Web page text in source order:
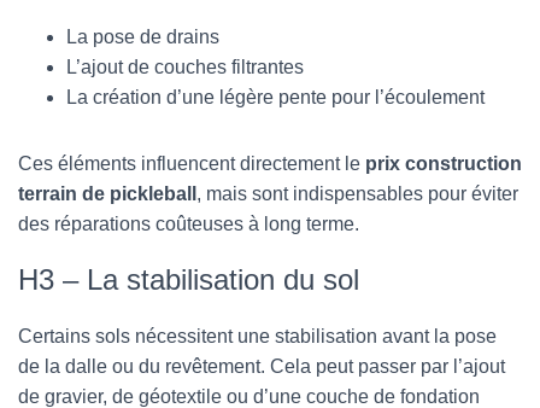
La pose de drains
L’ajout de couches filtrantes
La création d’une légère pente pour l’écoulement
Ces éléments influencent directement le prix construction
terrain de pickleball , mais sont indispensables pour éviter
des réparations coûteuses à long terme.
H3 – La stabilisation du sol
Certains sols nécessitent une stabilisation avant la pose
de la dalle ou du revêtement. Cela peut passer par l’ajout
de gravier, de géotextile ou d’une couche de fondation